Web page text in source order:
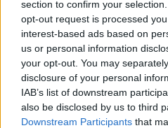
section to confirm your
opt-out request is processed
interest-based ads based on
us or personal information
your opt-out. You may
disclosure of your personal
IAB’s list of downstream
also be disclosed by us to third
Downstream Participants that
Vuoi rimuovere le
Puoi abbonarti asoli €
cliccandoqui
Sei già abbonato?